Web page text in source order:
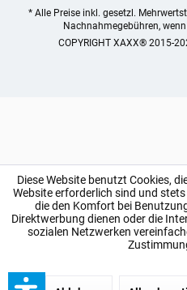
* Alle Preise inkl. gesetzl.
Nachnahmegebühren,
COPYRIGHT XAXX® 2015-
Diese Website benutzt Cookies,
Website erforderlich sind und
die den Komfort bei
Direktwerbung dienen oder die
sozialen Netzwerken